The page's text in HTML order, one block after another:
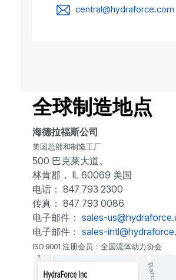
central@hydraforce.com
全球制造地点
海德拉福斯公司
美国总部和制造工厂
500 巴克莱大道。
林肯郡， IL 60069 美国
电话： 847 793 2300
传真： 847 793 0086
电子邮件： sales-
电子邮件： sales-
ISO 9001 注册会员：全国流体动力协会